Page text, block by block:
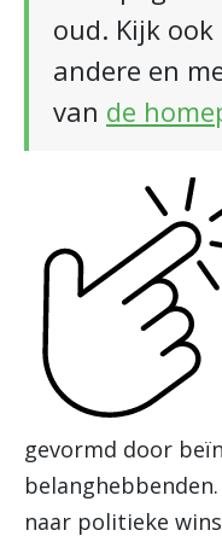
oud. Kijk
andere en
van de
gevormd door
naar politieke